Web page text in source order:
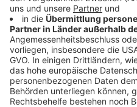
nicht leicht...
Anzeige
©Copyright: Netflix
Isla muss auch die Kabine